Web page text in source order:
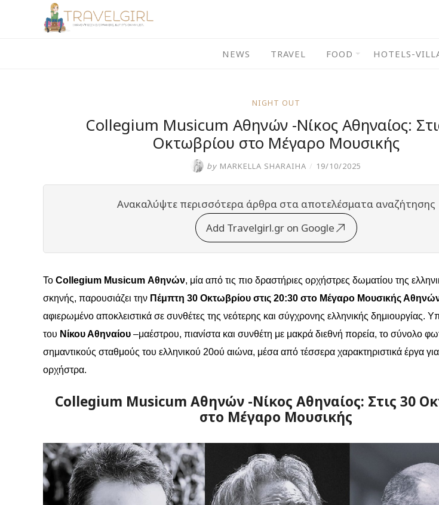
NEWS TRAVEL FOOD HOTELS-
NIGHT OUT
Collegium Musicum Αθηνών -Νίκος Αθηναίος:
Οκτωβρίου στο Μέγαρο Μουσικής
by MARKELLA SHARAIHA / 19/10/2025
Ανακαλύψτε περισσότερα άρθρα στα αποτελέσματα αναζήτησης
Add Travelgirl.gr on Google
Το Collegium Musicum Αθηνών, μία από τις πιο δραστήριες ορχήστρες δωματίου της
σκηνής, παρουσιάζει την Πέμπτη 30 Οκτωβρίου στις 20:30 στο Μέγαρο Μουσικής
αφιερωμένο αποκλειστικά σε συνθέτες της νεότερης και σύγχρονης ελληνικής δημιουργίας.
του Νίκου Αθηναίου –μαέστρου, πιανίστα και συνθέτη με μακρά διεθνή πορεία, το σύνολο
σημαντικούς σταθμούς του ελληνικού 20ού αιώνα, μέσα από τέσσερα χαρακτηριστικά έργα
ορχήστρα.
Collegium Musicum Αθηνών -Νίκος Αθηναίος: Στις 30
στο Μέγαρο Μουσικής